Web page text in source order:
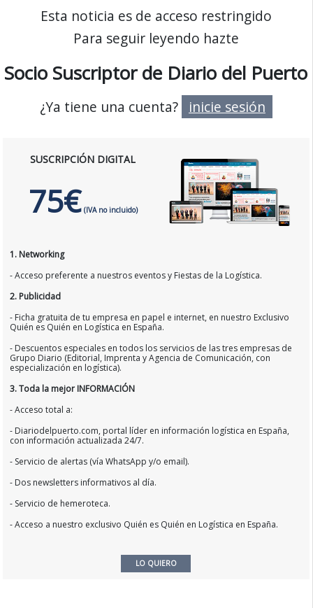
Esta noticia es de acceso restringido
Para seguir leyendo hazte
Socio Suscriptor de Diario del Puerto
¿Ya tiene una cuenta? inicie sesión
SUSCRIPCIÓN DIGITAL
75€ (IVA no incluido)
1. Networking
- Acceso preferente a nuestros eventos y Fiestas de la Logística.
2. Publicidad
- Ficha gratuita de tu empresa en papel e internet, en nuestro Exclusivo
Quién es Quién en Logística en España.
- Descuentos especiales en todos los servicios de las tres empresas de
Grupo Diario (Editorial, Imprenta y Agencia de Comunicación, con
especialización en logística).
3. Toda la mejor INFORMACIÓN
- Acceso total a:
- Diariodelpuerto.com, portal líder en información logística en España,
con información actualizada 24/7.
- Servicio de alertas (vía WhatsApp y/o email).
- Dos newsletters informativos al día.
- Servicio de hemeroteca.
- Acceso a nuestro exclusivo Quién es Quién en Logística en España.
LO QUIERO